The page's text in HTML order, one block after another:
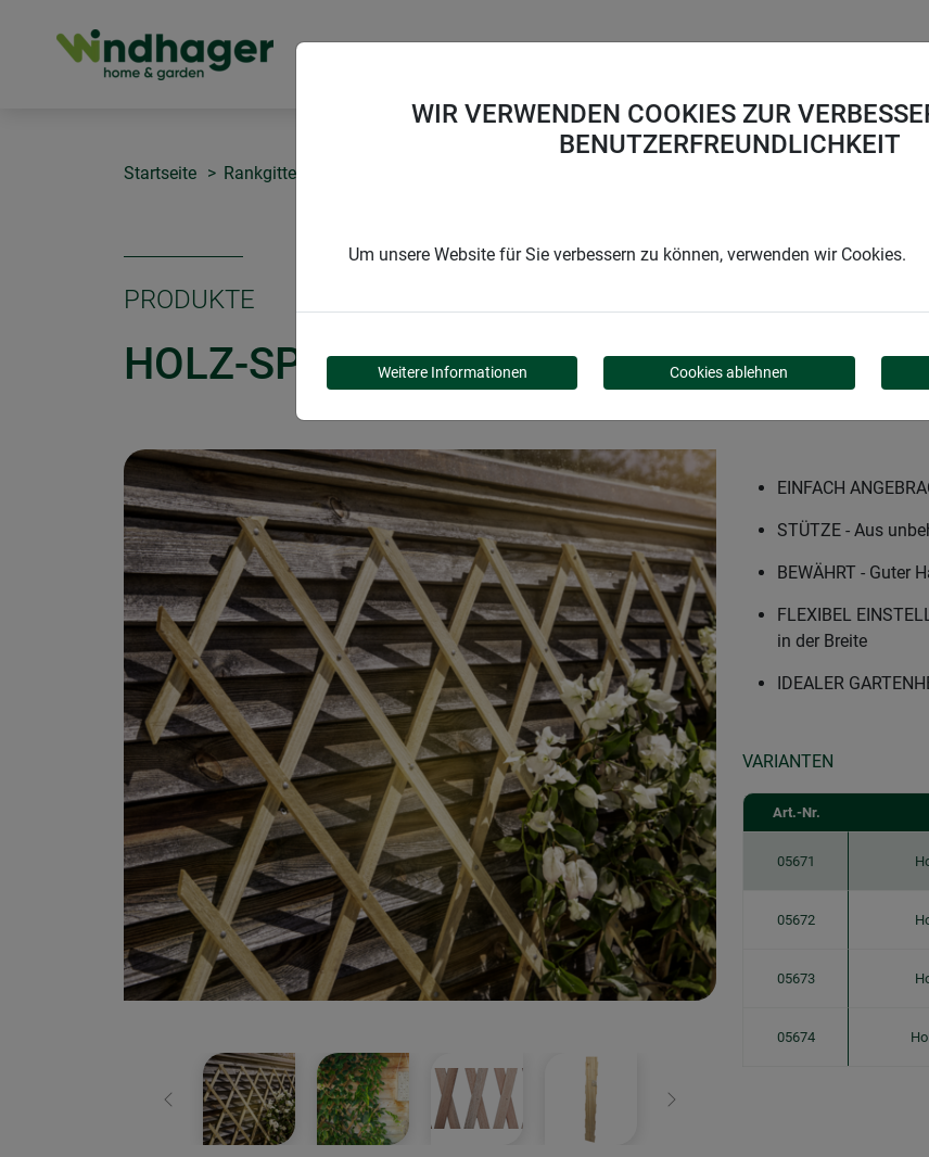
Startseite Rankgitter & Spaliere
PRODUKTE
HOLZ-SPALIER
Zurück Weiter
EINFACH
STÜTZE - Aus
BEWÄHRT - Guter
FLEXIBEL
in der Breite
IDEALER
VARIANTEN
Art.-Nr.
05671
05672
05673
05674
WIR VERWENDEN COOKIES ZUR
BENUTZERFREUNDLICHKEIT
Um unsere Website für Sie verbessern zu können, verwenden wir Cookies.
Weitere Informationen Cookies ablehnen